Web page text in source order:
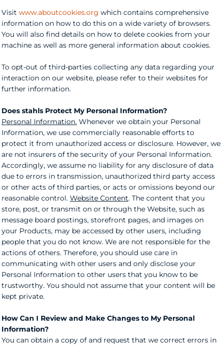
Visit www.aboutcookies.org which contains comprehensive
information on how to do this on a wide variety of browsers.
You will also find details on how to delete cookies from your
machine as well as more general information about cookies.
To opt-out of third-parties collecting any data regarding your
interaction on our website, please refer to their websites for
further information.
Does stahls Protect My Personal Information?
Personal Information. Whenever we obtain your Personal
Information, we use commercially reasonable efforts to
protect it from unauthorized access or disclosure. However, we
are not insurers of the security of your Personal Information.
Accordingly, we assume no liability for any disclosure of data
due to errors in transmission, unauthorized third party access
or other acts of third parties, or acts or omissions beyond our
reasonable control. Website Content. The content that you
store, post, or transmit on or through the Website, such as
message board postings, storefront pages, and images on
your Products, may be accessed by other users, including
people that you do not know. We are not responsible for the
actions of others. Therefore, you should use care in
communicating with other users and only disclose your
Personal Information to other users that you know to be
trustworthy. You should not assume that your content will be
kept private.
How Can I Review and Make Changes to My Personal
Information?
You can obtain a copy of and request that we correct errors in